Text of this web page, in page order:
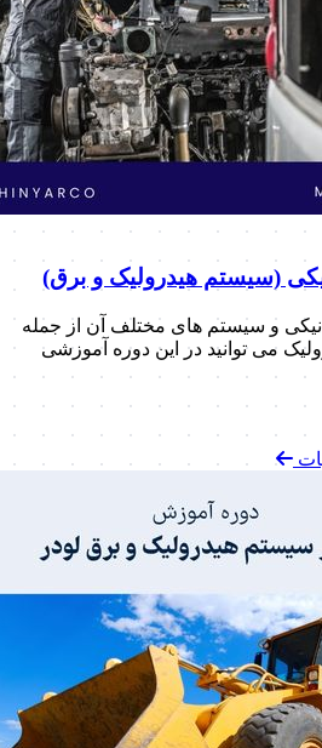
(سیستم هیدرولیک و برق)
و سیستم های مختلف آن از جمله
می توانید در این دوره آموزشی